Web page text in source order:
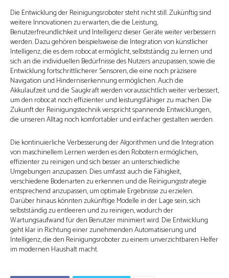
Die Entwicklung der Reinigungsroboter steht nicht still. Zukünftig sind
weitere Innovationen zu erwarten, die die Leistung,
Benutzerfreundlichkeit und Intelligenz dieser Geräte weiter verbessern
werden. Dazu gehören beispielsweise die Integration von künstlicher
Intelligenz, die es dem robocat ermöglicht, selbstständig zu lernen und
sich an die individuellen Bedürfnisse des Nutzers anzupassen, sowie die
Entwicklung fortschrittlicherer Sensoren, die eine noch präzisere
Navigation und Hinderniserkennung ermöglichen. Auch die
Akkulaufzeit und die Saugkraft werden voraussichtlich weiter verbessert,
um den robocat noch effizienter und leistungsfähiger zu machen. Die
Zukunft der Reinigungstechnik verspricht spannende Entwicklungen,
die unseren Alltag noch komfortabler und einfacher gestalten werden.
Die kontinuierliche Verbesserung der Algorithmen und die Integration
von maschinellem Lernen werden es den Robotern ermöglichen,
effizienter zu reinigen und sich besser an unterschiedliche
Umgebungen anzupassen. Dies umfasst auch die Fähigkeit,
verschiedene Bodenarten zu erkennen und die Reinigungsstrategie
entsprechend anzupassen, um optimale Ergebnisse zu erzielen.
Darüber hinaus könnten zukünftige Modelle in der Lage sein, sich
selbstständig zu entleeren und zu reinigen, wodurch der
Wartungsaufwand für den Benutzer minimiert wird. Die Entwicklung
geht klar in Richtung einer zunehmenden Automatisierung und
Intelligenz, die den Reinigungsroboter zu einem unverzichtbaren Helfer
im modernen Haushalt macht.